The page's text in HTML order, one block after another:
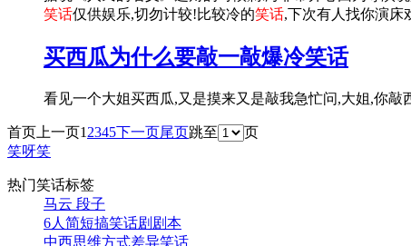
笑话仅供娱乐,切勿计较!比较冷的笑话,下次有人找你演床
买西瓜为什么要敲一敲爆冷笑话
看见一个大姐买西瓜,又是摸来又是敲我急忙问,大姐,你
首页 上一页1 2345下一页尾页跳至
页
笑呀笑
热门笑话标签
马云 段子
6人简短搞笑话剧剧本
中西思维方式差异笑话